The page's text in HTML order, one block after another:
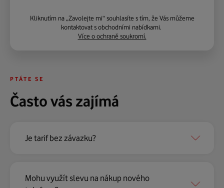
Kliknutím na „Zavolejte mi“ souhlasíte s tím, že Vás můžeme
kontaktovat s obchodními nabídkami.
Více o ochraně soukromí.
PTÁTE SE
Často vás zajímá
Je tarif bez závazku?
Mohu využít slevu na nákup nového